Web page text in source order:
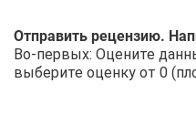
Отправить рецензию.
Во-первых: Оцените
выберите оценку от 0